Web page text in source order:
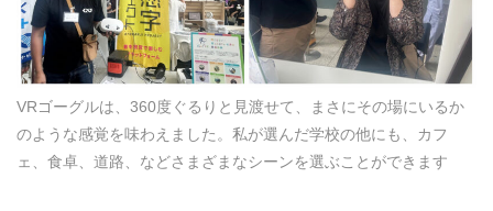
VRゴーグルは、360度ぐるりと見渡せて、まさにその場にいるか
のような感覚を味わえました。私が選んだ学校の他にも、カフ
ェ、食卓、道路、などさまざまなシーンを選ぶことができます